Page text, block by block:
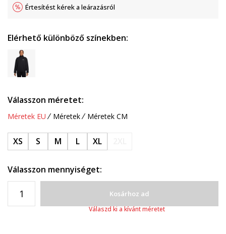
Értesítést kérek a leárazásról
Elérhető különböző színekben:
Válasszon méretet:
Méretek EU Méretek Méretek CM
XS S M L XL
Válasszon mennyiséget:
Kosárhoz ad
Válaszd ki a kívánt méretet